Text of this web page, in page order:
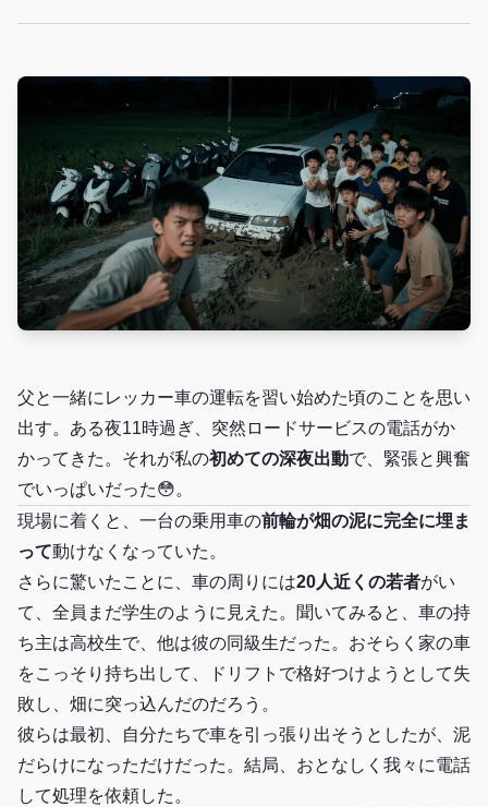
父と一緒にレッカー車の運転を習い始めた頃のことを思い
出す。ある夜11時過ぎ、突然ロードサービスの電話がか
かってきた。それが私の初めての深夜出動で、緊張と興奮
でいっぱいだった😳。
現場に着くと、一台の乗用車の前輪が畑の泥に完全に埋ま
って動けなくなっていた。
さらに驚いたことに、車の周りには20人近くの若者がい
て、全員まだ学生のように見えた。聞いてみると、車の持
ち主は高校生で、他は彼の同級生だった。おそらく家の車
をこっそり持ち出して、ドリフトで格好つけようとして失
敗し、畑に突っ込んだのだろう。
彼らは最初、自分たちで車を引っ張り出そうとしたが、泥
だらけになっただけだった。結局、おとなしく我々に電話
して処理を依頼した。